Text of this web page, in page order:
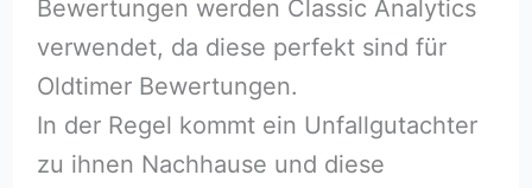
Bewertungen werden Classic Analytics
verwendet, da diese perfekt sind für
Oldtimer Bewertungen.
In der Regel kommt ein Unfallgutachter
zu ihnen Nachhause und diese